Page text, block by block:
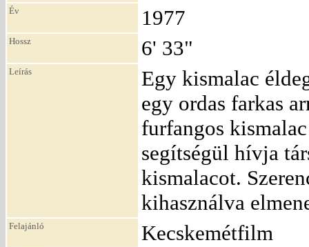
Év 1977
Hossz 6' 33"
Leírás
Egy kismalac
egy ordas farkas
furfangos
segítségül hívja
kismalacot.
kihasználva
Felajánló Kecskemétfilm